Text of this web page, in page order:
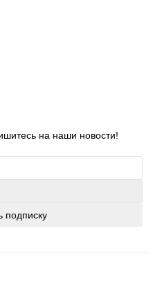
на наши новости!